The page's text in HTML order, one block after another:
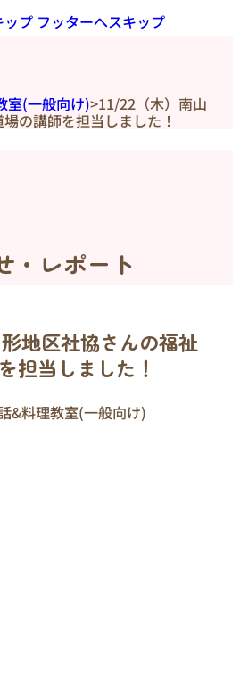
ップ フッターへスキップ
室(一般向け)>11/22（木）南山
の講師を担当しました！
・レポート
地区社協さんの福祉
担当しました！
&料理教室(一般向け)